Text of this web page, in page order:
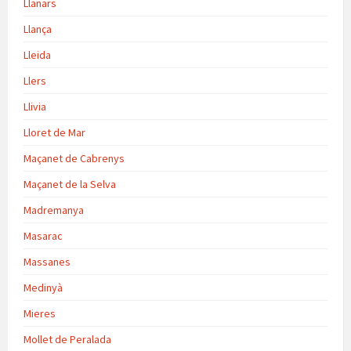
Llanars
Llança
Lleida
Llers
Llivia
Lloret de Mar
Maçanet de Cabrenys
Maçanet de la Selva
Madremanya
Masarac
Massanes
Medinyà
Mieres
Mollet de Peralada